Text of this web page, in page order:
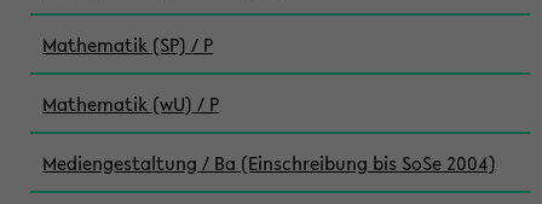
Mathematik (SP) / P
Mathematik (wU) / P
Mediengestaltung / Ba (Einschreibung bis SoSe 2004)